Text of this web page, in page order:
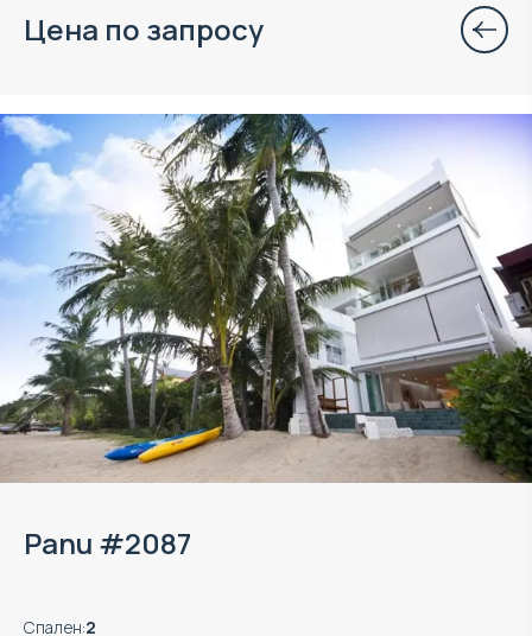
Цена по запросу
Panu #2087
Спален:2